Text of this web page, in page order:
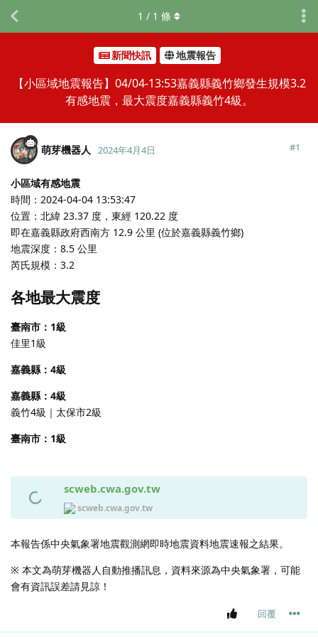
新聞快訊 地震報告
【小區域地震報告】04/04-13:53嘉義縣義竹鄉發生規模3.2
有感地震，最大震度嘉義縣義竹4級。
1 / 1 條
萌芽機器人 2024年4月4日 #1
小區域有感地震
時間：2024-04-04 13:53:47
位置：北緯 23.37 度，東經 120.22 度
即在嘉義縣政府西南方 12.9 公里 (位於嘉義縣義竹鄉)
地震深度：8.5 公里
芮氏規模：3.2
各地最大震度
臺南市：1級
佳里1級
嘉義縣：4級
嘉義縣：4級
義竹4級｜太保市2級
臺南市：1級
scweb.cwa.gov.tw
scweb.cwa.gov.tw
本報告係中央氣象署地震觀測網即時地震資料地震速報之結果。
※ 本文為萌芽機器人自動推播訊息，資料來源為中央氣象署，可能
會有資訊誤差請見諒！
回覆